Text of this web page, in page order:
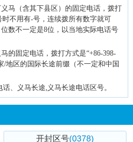
马（含其下县区）的固定电话，拨打
不用有-号，连续拨所有数字就可
数不一定是8位，以当地实际电话号
的固定电话，拨打方式是“+86-398-
地区的国际长途前缀（不一定和中国
、义马长途,义马长途电话区号。
开封区号(0378)